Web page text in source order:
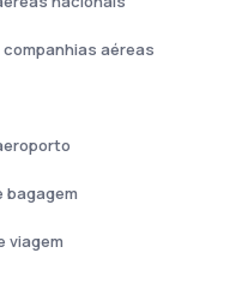
aéreas
bagagem
viagem